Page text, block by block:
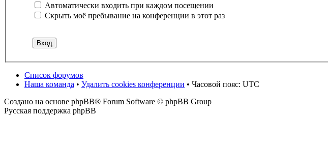
Автоматически входить при каждом посещении
Скрыть моё пребывание на конференции в этот раз
Список форумов
Наша команда • Удалить cookies конференции • Часовой пояс: UTC
Создано на основе phpBB® Forum Software © phpBB Group
Русская поддержка phpBB